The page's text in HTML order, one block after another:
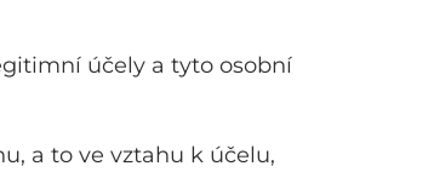
účely a tyto osobní
a to ve vztahu k účelu,